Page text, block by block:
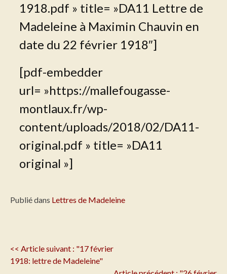
1918.pdf » title= »DA11 Lettre de
Madeleine à Maximin Chauvin en
date du 22 février 1918″]
[pdf-embedder
url= »https://mallefougasse-
montlaux.fr/wp-
content/uploads/2018/02/DA11-
original.pdf » title= »DA11
original »]
Publié dans Lettres de Madeleine
Navigation
de
<< Article suivant : "17 février
1918: lettre de Madeleine"